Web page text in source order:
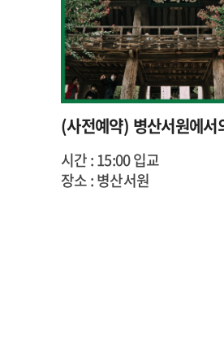
(사전예약) 병산서원에서
시간 : 15:00 입교
장소 : 병산서원